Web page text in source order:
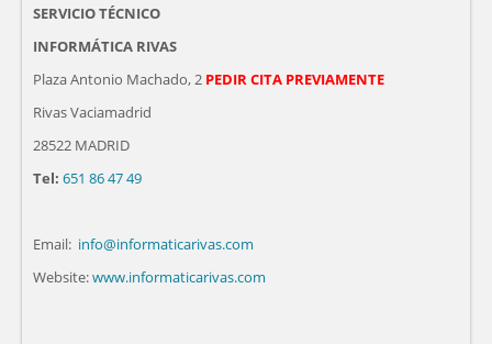
SERVICIO TÉCNICO
INFORMÁTICA RIVAS
Plaza Antonio Machado, 2 PEDIR CITA PREVIAMENTE
Rivas Vaciamadrid
28522 MADRID
Tel: 651 86 47 49
Email: info@informaticarivas.com
Website:www.informaticarivas.com